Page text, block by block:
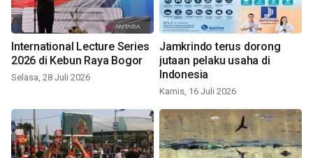
International Lecture Series
2026 di Kebun Raya Bogor
Selasa, 28 Juli 2026
Jamkrindo terus dorong
jutaan pelaku usaha di
Indonesia
Kamis, 16 Juli 2026